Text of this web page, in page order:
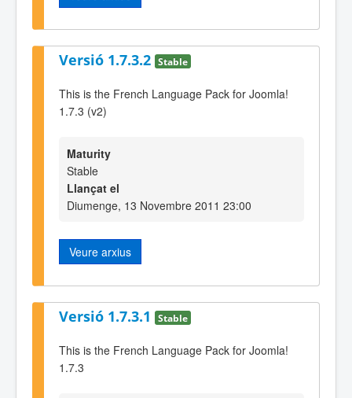
Versió 1.7.3.2 Stable
This is the French Language Pack for Joomla!
1.7.3 (v2)
Maturity
Stable
Llançat el
Diumenge, 13 Novembre 2011 23:00
Veure arxius
Versió 1.7.3.1 Stable
This is the French Language Pack for Joomla!
1.7.3